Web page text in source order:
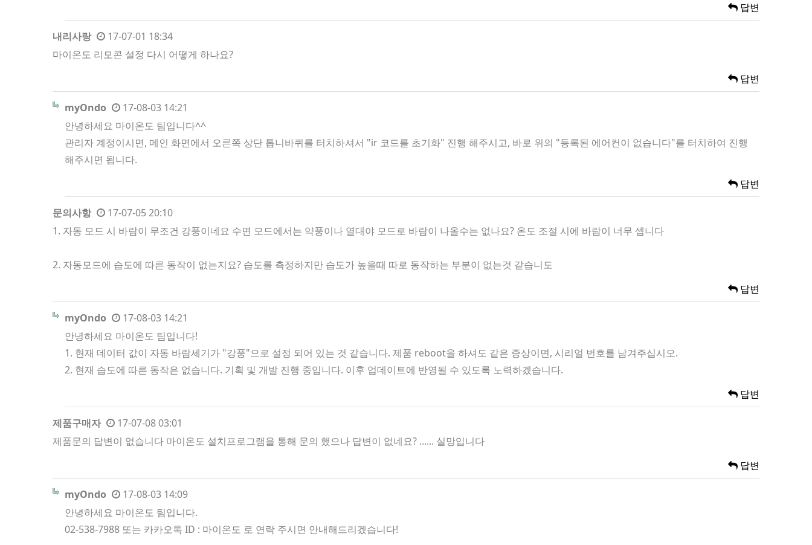
답변
내리사랑
17-07-01 18:34
마이온도 리모콘 설정 다시 어떻게 하나요?
답변
myOndo
17-08-03 14:21
안녕하세요 마이온도 팀입니다^^
관리자 계정이시면, 메인 화면에서 오른쪽 상단 톱니바퀴를 터치하셔서 "ir 코드를 초기화" 진행 해주시고, 바로 위의 "등록된 에어컨이 없습니다"를 터치하여 진행
해주시면 됩니다.
답변
문의사항
17-07-05 20:10
1. 자동 모드 시 바람이 무조건 강풍이네요 수면 모드에서는 약풍이나 열대야 모드로 바람이 나올수는 없나요? 온도 조절 시에 바람이 너무 셉니다
2. 자동모드에 습도에 따른 동작이 없는지요? 습도를 측정하지만 습도가 높을때 따로 동작하는 부분이 없는것 같습니도
답변
myOndo
17-08-03 14:21
안녕하세요 마이온도 팀입니다!
1. 현재 데이터 값이 자동 바람세기가 "강풍"으로 설정 되어 있는 것 같습니다. 제품 reboot을 하셔도 같은 증상이면, 시리얼 번호를 남겨주십시오.
2. 현재 습도에 따른 동작은 없습니다. 기획 및 개발 진행 중입니다. 이후 업데이트에 반영될 수 있도록 노력하겠습니다.
답변
제품구매자
17-07-08 03:01
제품문의 답변이 없습니다 마이온도 설치프로그램을 통해 문의 했으나 답변이 없네요? ...... 실망입니다
답변
myOndo
17-08-03 14:09
안녕하세요 마이온도 팀입니다.
02-538-7988 또는 카카오톡 ID : 마이온도 로 연락 주시면 안내해드리겠습니다!